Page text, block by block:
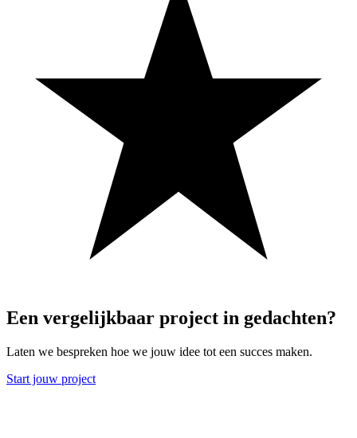
Een vergelijkbaar project in gedachten?
Laten we bespreken hoe we jouw idee tot een succes maken.
Start jouw project